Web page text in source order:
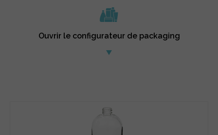
Ouvrir le configurateur de packaging